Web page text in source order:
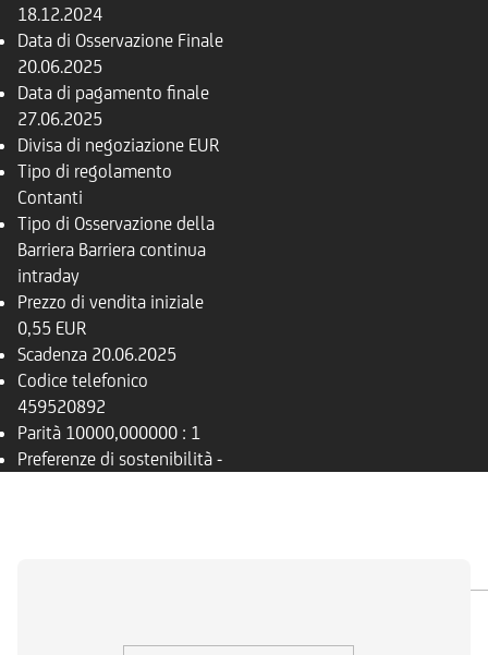
18.12.2024
Data di Osservazione Finale
20.06.2025
Data di pagamento finale
27.06.2025
Divisa di negoziazione EUR
Tipo di regolamento
Contanti
Tipo di Osservazione della
Barriera Barriera continua
intraday
Prezzo di vendita iniziale
0,55 EUR
Scadenza 20.06.2025
Codice telefonico
459520892
Parità 10000,000000 : 1
Preferenze di sostenibilità -